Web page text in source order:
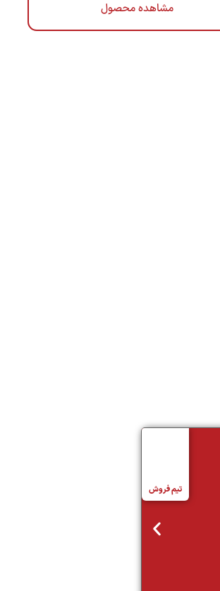
مشاهده محصول
تیم فروش